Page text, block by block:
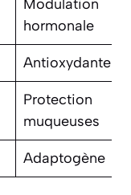
Modulation
hormonale
Antioxydante
Protection
muqueuses
Adaptogène